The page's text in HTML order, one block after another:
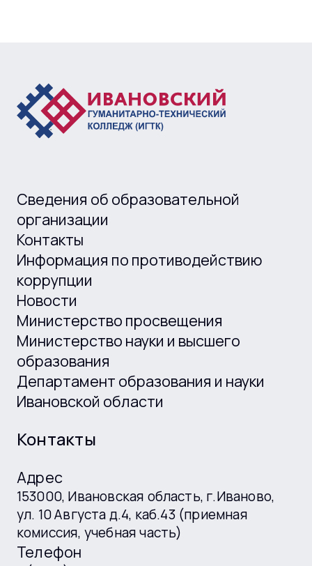
Сведения об образовательной
организации
Контакты
Информация по противодействию
коррупции
Новости
Министерство просвещения
Министерство науки и высшего
образования
Департамент образования и науки
Ивановской области
Контакты
Адрес
153000, Ивановская область, г.Иваново,
ул. 10 Августа д.4, каб.43 (приемная
комиссия, учебная часть)
Телефон